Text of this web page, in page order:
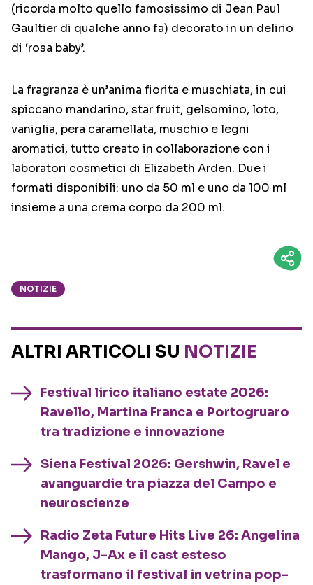
(ricorda molto quello famosissimo di Jean Paul
Gaultier di qualche anno fa) decorato in un delirio
di ‘rosa baby’.
La fragranza è un’anima fiorita e muschiata, in cui
spiccano mandarino, star fruit, gelsomino, loto,
vaniglia, pera caramellata, muschio e legni
aromatici, tutto creato in collaborazione con i
laboratori cosmetici di Elizabeth Arden. Due i
formati disponibili: uno da 50 ml e uno da 100 ml
insieme a una crema corpo da 200 ml.
NOTIZIE
ALTRI ARTICOLI SU NOTIZIE
Festival lirico italiano estate 2026:
Ravello, Martina Franca e Portogruaro
tra tradizione e innovazione
Siena Festival 2026: Gershwin, Ravel e
avanguardie tra piazza del Campo e
neuroscienze
Radio Zeta Future Hits Live 26: Angelina
Mango, J-Ax e il cast esteso
trasformano il festival in vetrina pop-